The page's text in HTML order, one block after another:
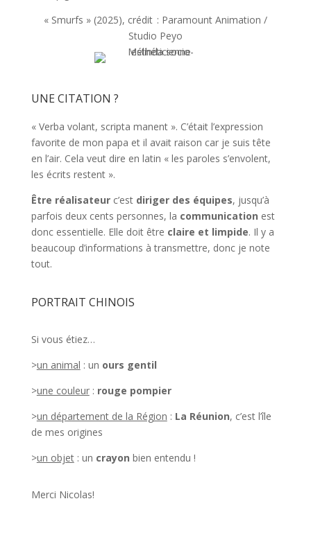
« Smurfs » (2025), crédit : Paramount Animation /
Studio Peyo
UNE CITATION ?
« Verba volant, scripta manent ». C’était l’expression
favorite de mon papa et il avait raison car je suis tête
en l’air. Cela veut dire en latin « les paroles s’envolent,
les écrits restent ».
Être réalisateurc’est diriger des équipes, jusqu’à
parfois deux cents personnes, la communication est
donc essentielle. Elle doit être claire et limpide. Il y a
beaucoup d’informations à transmettre, donc je note
tout.
PORTRAIT CHINOIS
Si vous étiez…
>un animal : un ours gentil
>une couleur: rouge pompier
>un département de la Région : La Réunion, c’est l’île
de mes origines
>un objet: un crayon bien entendu !
Merci Nicolas!